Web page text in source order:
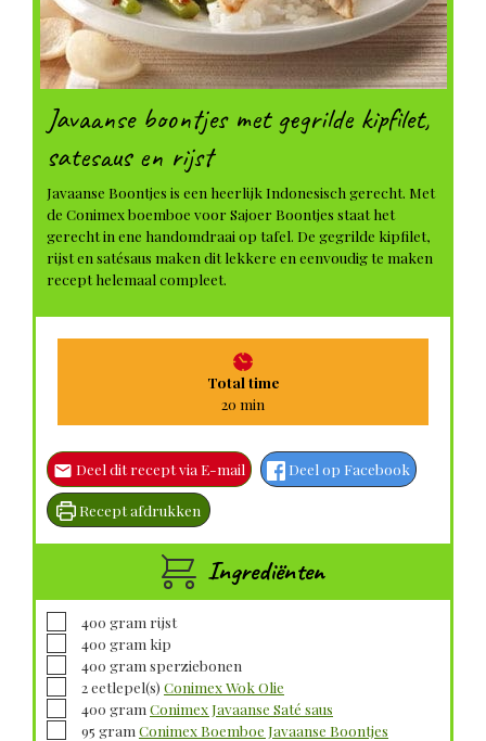
Javaanse boontjes met gegrilde kipfilet,
satesaus en rijst
Javaanse Boontjes is een heerlijk Indonesisch gerecht. Met
de Conimex boemboe voor Sajoer Boontjes staat het
gerecht in ene handomdraai op tafel. De gegrilde kipfilet,
rijst en satésaus maken dit lekkere en eenvoudig te maken
recept helemaal compleet.
Total time
20 minuten
min
Deel dit recept via E-mail Deel op Facebook
Recept afdrukken
Ingrediënten
▢
400 gram rijst
▢
400 gram kip
▢
400 gram sperziebonen
▢
2eetlepel(s) Conimex Wok Olie
▢
400 gram Conimex Javaanse Saté saus
▢
95 gram Conimex Boemboe Javaanse Boontjes